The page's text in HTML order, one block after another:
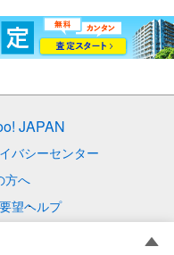
JAPAN
バシーセンター
方へ
望ヘルプ